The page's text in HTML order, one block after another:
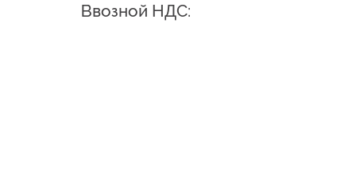
Ввозной НДС: